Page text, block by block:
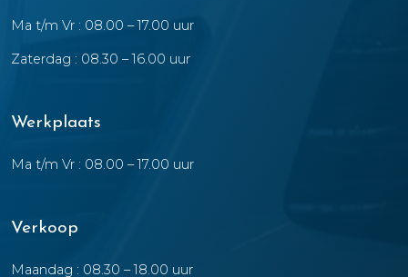
Ma t/m Vr : 08.00 – 17.00 uur
Zaterdag : 08.30 – 16.00 uur
Werkplaats
Ma t/m Vr : 08.00 – 17.00 uur
Verkoop
Maandag : 08.30 – 18.00 uur